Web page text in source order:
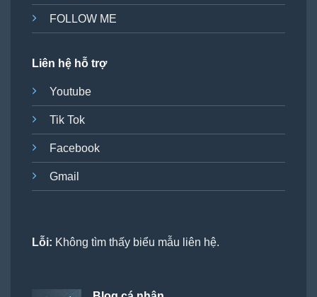
FOLLOW ME
Liên hệ hỗ trợ
Youtube
Tik Tok
Facebook
Gmail
Lỗi: Không tìm thấy biểu mẫu liên hệ.